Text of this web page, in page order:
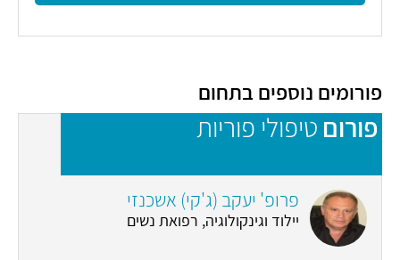
פורומים נוספים בתחום
פורום טיפולי פוריות
פרופ' יעקב (ג'קי) אשכנזי
יילוד וגינקולוגיה, רפואת נשים